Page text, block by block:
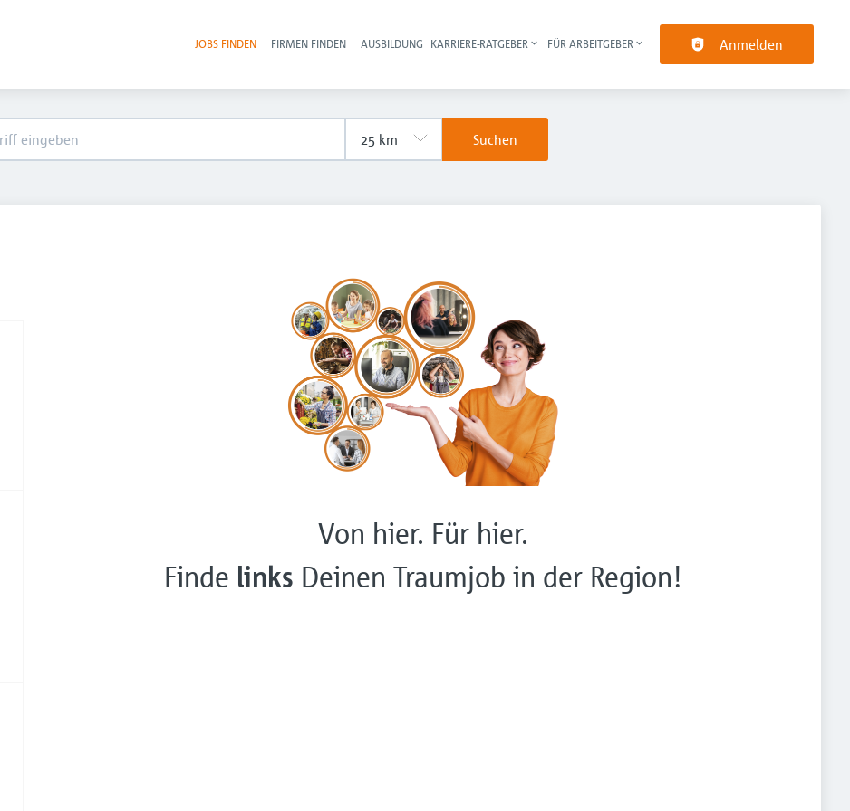
Haupt-Navigation
JOBS FINDEN FIRMEN FINDEN AUSBILDUNG KARRIERE-RATGEBER FÜR ARBEITGEBER Anmelden
Suchen
Von hier. Für hier.
Finde links Deinen Traumjob in der Region!